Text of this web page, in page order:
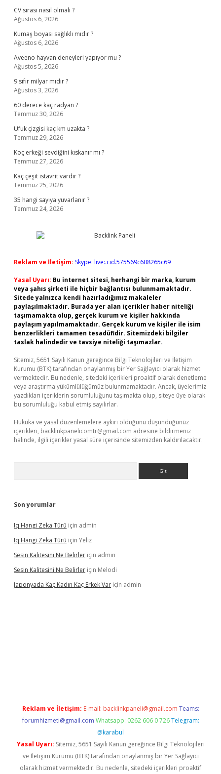
CV sırası nasıl olmalı ?
Ağustos 6, 2026
Kumaş boyası sağlıklı mıdır ?
Ağustos 6, 2026
Aveeno hayvan deneyleri yapıyor mu ?
Ağustos 5, 2026
9 sıfır milyar mıdır ?
Ağustos 3, 2026
60 derece kaç radyan ?
Temmuz 30, 2026
Ufuk çizgisi kaç km uzakta ?
Temmuz 29, 2026
Koç erkeği sevdiğini kıskanır mı ?
Temmuz 27, 2026
Kaç çeşit istavrit vardır ?
Temmuz 25, 2026
35 hangi sayıya yuvarlanır ?
Temmuz 24, 2026
Reklam ve İletişim: Skype: live:.cid.575569c608265c69
Yasal Uyarı: Bu internet sitesi, herhangi bir marka, kurum
veya şahıs şirketi ile hiçbir bağlantısı bulunmamaktadır.
Sitede yalnızca kendi hazırladığımız makaleler
paylaşılmaktadır. Burada yer alan içerikler haber niteliği
taşımamakta olup, gerçek kurum ve kişiler hakkında
paylaşım yapılmamaktadır. Gerçek kurum ve kişiler ile isim
benzerlikleri tamamen tesadüfidir. Sitemizdeki bilgiler
taslak halindedir ve tavsiye niteliği taşımazlar.
Sitemiz, 5651 Sayılı Kanun gereğince Bilgi Teknolojileri ve İletişim
Kurumu (BTK) tarafından onaylanmış bir Yer Sağlayıcı olarak hizmet
vermektedir. Bu nedenle, sitedeki içerikleri proaktif olarak denetleme
veya araştırma yükümlülüğümüz bulunmamaktadır. Ancak, üyelerimiz
yazdıkları içeriklerin sorumluluğunu taşımakta olup, siteye üye olarak
bu sorumluluğu kabul etmiş sayılırlar.
Hukuka ve yasal düzenlemelere aykırı olduğunu düşündüğünüz
içerikleri, backlinkpanelicomtr@gmail.com adresine bildirmeniz
halinde, ilgili içerikler yasal süre içerisinde sitemizden kaldırılacaktır.
Son yorumlar
Iq Hangi Zeka Türü için admin
Iq Hangi Zeka Türü için Yeliz
Sesin Kalitesini Ne Belirler için admin
Sesin Kalitesini Ne Belirler için Melodi
Japonyada Kaç Kadın Kaç Erkek Var için admin
Reklam ve İletişim: E-mail: backlinkpaneli@gmail.com Teams:
forumhizmeti@gmail.com Whatsapp: 0262 606 0 726 Telegram:
@karabul
Yasal Uyarı: Sitemiz, 5651 Sayılı Kanun gereğince Bilgi Teknolojileri
ve İletişim Kurumu (BTK) tarafından onaylanmış bir Yer Sağlayıcı
olarak hizmet vermektedir. Bu nedenle, sitedeki içerikleri proaktif